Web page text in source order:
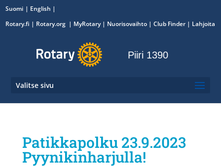
Suomi
English
Rotary.fi | Rotary.org | MyRotary| Nuorisovaihto | Club Finder | Lahjoita
Piiri 1390
Valitse sivu
Patikkapolku 23.9.2023
Pyynikinharjulla!